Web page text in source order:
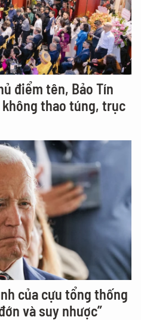
điểm tên, Bảo Tín
không thao túng, trục
của cựu tổng thống
và suy nhược”